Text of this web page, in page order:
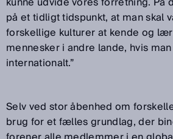
på et tidligt tidspunkt, at man
forskellige kulturer at kende og
mennesker i andre lande, hvis
internationalt.”
Selv ved stor åbenhed om
brug for et fælles grundlag, der